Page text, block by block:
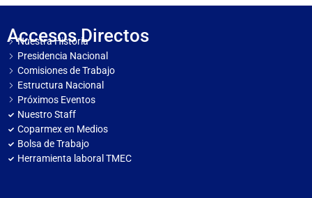
Accesos Directos
Nuestra Historia
Presidencia Nacional
Comisiones de Trabajo
Estructura Nacional
Próximos Eventos
Nuestro Staff
Coparmex en Medios
Bolsa de Trabajo
Herramienta laboral TMEC